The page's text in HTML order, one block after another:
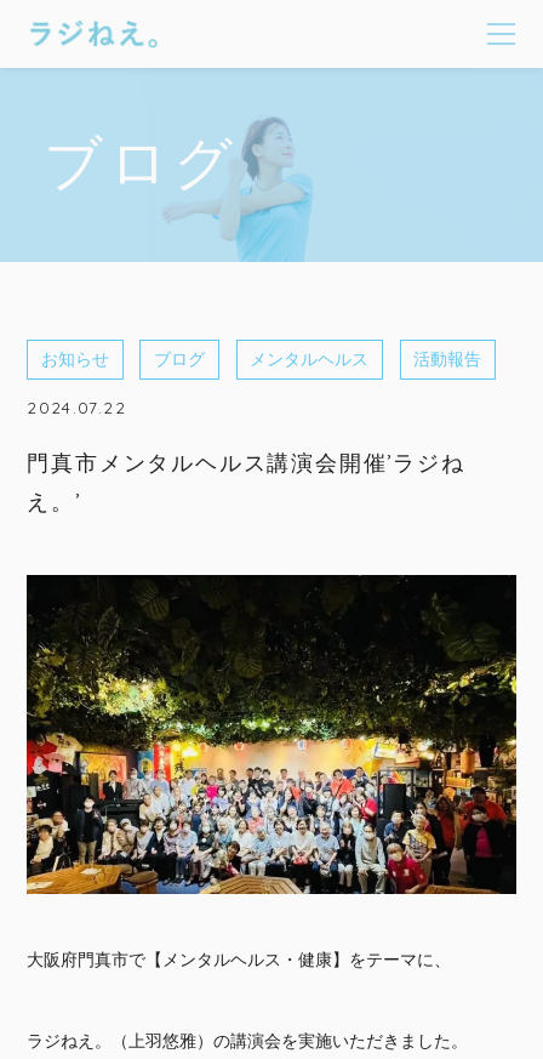
ブログ
お知らせ ブログ メンタルヘルス 活動報告
2024.07.22
門真市メンタルヘルス講演会開催’ラジね
え。’
大阪府門真市で【メンタルヘルス・健康】をテーマに、
ラジねえ。（上羽悠雅）の講演会を実施いただきました。